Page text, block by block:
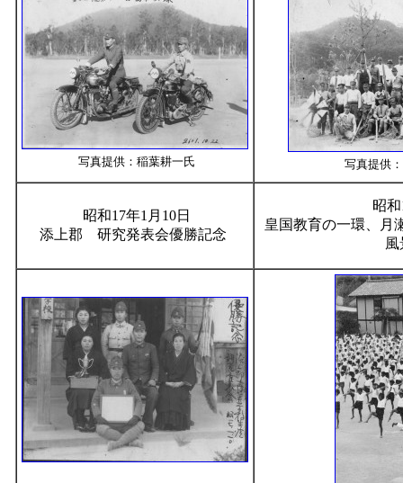
写真提供：稲葉耕一氏 写真提供
昭和17年1月10日
添上郡 研究発表会優勝記念
昭
皇国教育の一環、月